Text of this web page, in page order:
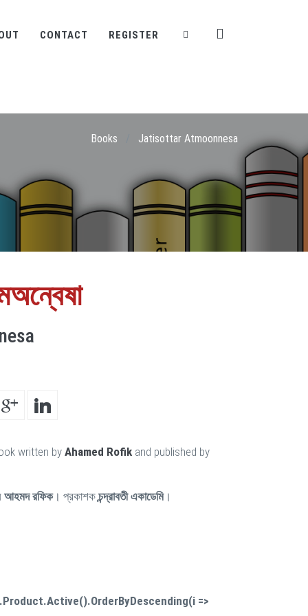
CONTACT REGISTER
Books Jatisottar Atmoonnesa
written byAhamed Rofik and published by
আহমদ রফিক। প্রকাশকচন্দ্রাবতী একাডেমি।
=>